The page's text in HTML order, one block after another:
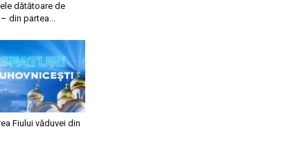
dătătoare de
din partea...
Fiului văduvei din